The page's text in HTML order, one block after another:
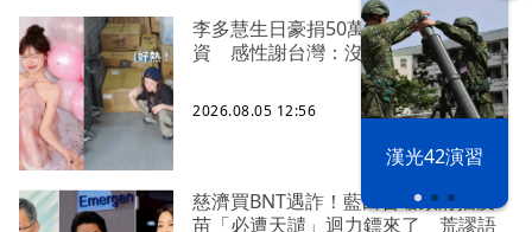
漢光42演習
李多慧生日豪捐50萬、親搭卡車送物
資 感性謝台灣：沒有大家就沒我
2026.08.05 12:56
慈濟買BNT遇詐！藍白昔嗆政府擋疫
苗「必遭天譴」迴力鏢來了 荒謬語